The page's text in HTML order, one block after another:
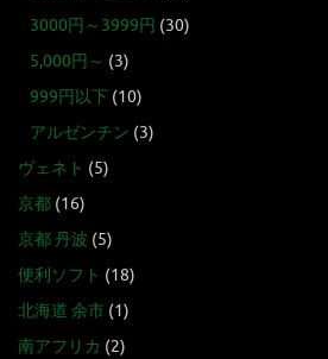
3000円～3999円 (30)
5,000円～ (3)
999円以下 (10)
アルゼンチン (3)
ヴェネト (5)
京都 (16)
京都 丹波 (5)
便利ソフト (18)
北海道 余市 (1)
南アフリカ (2)